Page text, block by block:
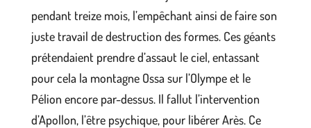
pendant treize mois, l’empêchant ainsi de faire son
juste travail de destruction des formes. Ces géants
prétendaient prendre d’assaut le ciel, entassant
pour cela la montagne Ossa sur l’Olympe et le
Pélion encore par-dessus. Il fallut l’intervention
d’Apollon, l’être psychique, pour libérer Arès. Ce